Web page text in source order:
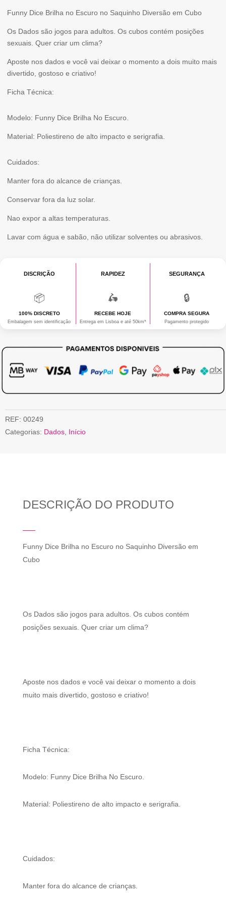
era:
5,90 €.
atual
é:
2,95 €.
DADOS
POSIÇÕES
FLORESCENTE
Funny Dice Brilha no Escuro no Saquinho Diversão em Cubo
Os Dados são jogos para adultos. Os cubos contém posições
sexuais. Quer criar um clima?
Aposte nos dados e você vai deixar o momento a dois muito mais
divertido, gostoso e criativo!
Ficha Técnica:
Modelo: Funny Dice Brilha No Escuro.
Material: Poliestireno de alto impacto e serigrafia.
Cuidados:
Manter fora do alcance de crianças.
Conservar fora da luz solar.
Nao expor a altas temperaturas.
Lavar com água e sabão, não utilizar solventes ou abrasivos.
DISCRIÇÃO
📦
100% DISCRETO
Embalagem sem identificação
RAPIDEZ
🛵
RECEBE HOJE
Entrega em Lisboa e até 50km*
SEGURANÇA
🔒
COMPRA SEGURA
Pagamento protegido
REF: 00249
Categorias: Dados, Início
DESCRIÇÃO DO PRODUTO
Funny Dice Brilha no Escuro no Saquinho Diversão em
Cubo
Os Dados são jogos para adultos. Os cubos contém
posições sexuais. Quer criar um clima?
Aposte nos dados e você vai deixar o momento a dois
muito mais divertido, gostoso e criativo!
Ficha Técnica:
Modelo: Funny Dice Brilha No Escuro.
Material: Poliestireno de alto impacto e serigrafia.
Cuidados:
Manter fora do alcance de crianças.